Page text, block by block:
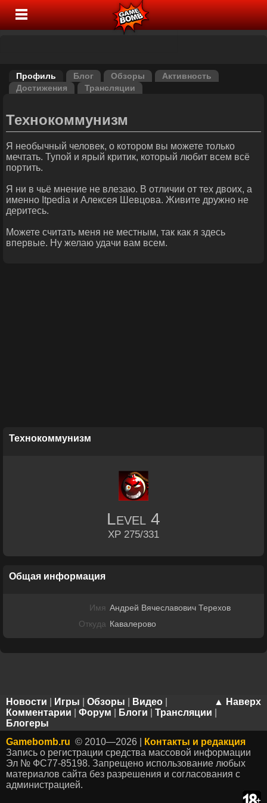
Профиль Блог Обзоры
Активность
Достижения
Трансляции
Технокоммунизм
Я необычный человек, о котором вы можете только
мечтать. Тупой и ярый критик, который любит всем всё
портить.
Я ни в чьё мнение не влезаю. В отличии от тех двоих, а
именно Itpedia и Алексея Шевцова. Живите дружно не
деритесь.
Можете считать меня не местным, так как я здесь
впервые. Ну желаю удачи вам всем.
Технокоммунизм
Level 4
XP 275/331
Общая информация
Имя Андрей Вячеславович Терехов
Откуда Кавалерово
▲ Наверх
Новости Игры Обзоры Видео
Комментарии
Форум Блоги Трансляции
Блогеры
Gamebomb.ru © 2010—2026 |
Контакты и редакция
Запись о регистрации средства массовой информации
Эл № ФС77-85198. Запрещено использование любых
материалов сайта без разрешения и согласования с
администрацией.